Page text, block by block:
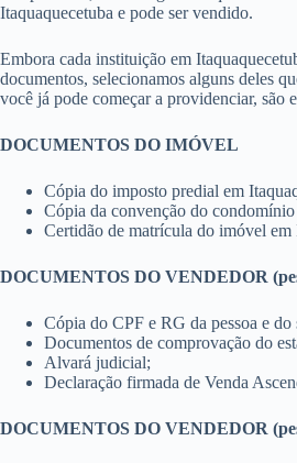
Itaquaquecetuba e pode ser vendido.
Embora cada instituição em
documentos, selecionamos alguns deles
você já pode começar a providenciar, são
DOCUMENTOS DO IMÓVEL
Cópia do imposto predial em
Cópia da convenção do
Certidão de matrícula do imóvel em
DOCUMENTOS DO VENDEDOR
Cópia do CPF e RG da pessoa e do
Documentos de comprovação do
Alvará judicial;
Declaração firmada de Venda
DOCUMENTOS DO VENDEDOR